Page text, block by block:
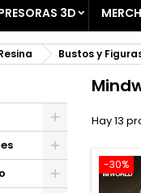
3D
Bustos y
Hay 13
-30%